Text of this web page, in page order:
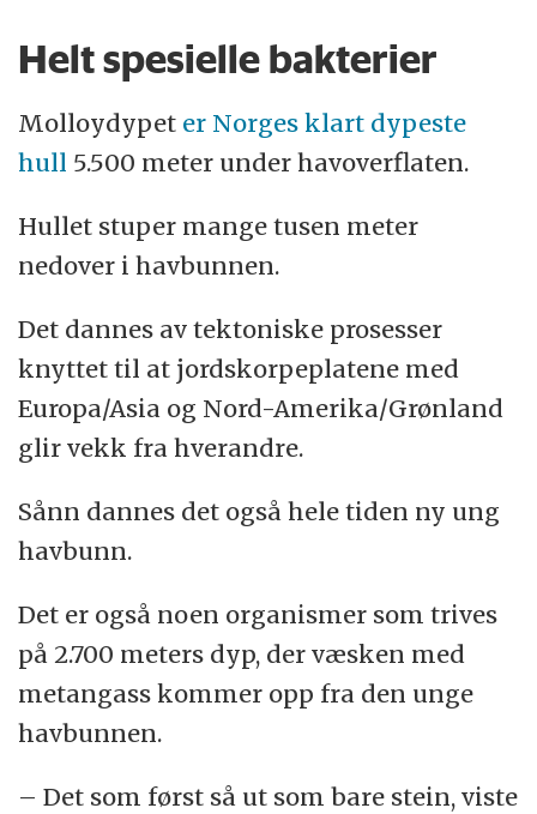
Helt spesielle bakterier
Molloydypet er Norges klart dypeste
hull 5.500 meter under havoverflaten.
Hullet stuper mange tusen meter
nedover i havbunnen.
Det dannes av tektoniske prosesser
knyttet til at jordskorpeplatene med
Europa/Asia og Nord-Amerika/Grønland
glir vekk fra hverandre.
Sånn dannes det også hele tiden ny ung
havbunn.
Det er også noen organismer som trives
på 2.700 meters dyp, der væsken med
metangass kommer opp fra den unge
havbunnen.
– Det som først så ut som bare stein, viste